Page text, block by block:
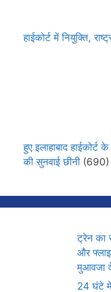
हाईकोर्ट में नियुक्ति,
हुए इलाहाबाद हाईकोर्ट
की सुनवाई छीनी (690)
ट्रेन का
और
मुआवजा
24 घंटे में